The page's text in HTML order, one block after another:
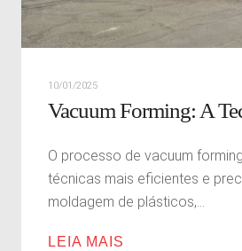
10/01/2025
O processo de vacuum
técnicas mais eficientes e
moldagem de plásticos,...
LEIA MAIS